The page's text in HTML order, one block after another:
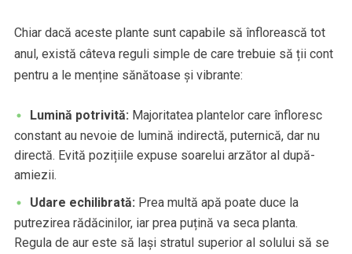
Chiar dacă aceste plante sunt capabile să înflorească tot
anul, există câteva reguli simple de care trebuie să ții cont
pentru a le menține sănătoase și vibrante:
Lumină potrivită: Majoritatea plantelor care înfloresc
constant au nevoie de lumină indirectă, puternică, dar nu
directă. Evită pozițiile expuse soarelui arzător al după-
amiezii.
Udare echilibrată: Prea multă apă poate duce la
putrezirea rădăcinilor, iar prea puțină va seca planta.
Regula de aur este să lași stratul superior al solului să se